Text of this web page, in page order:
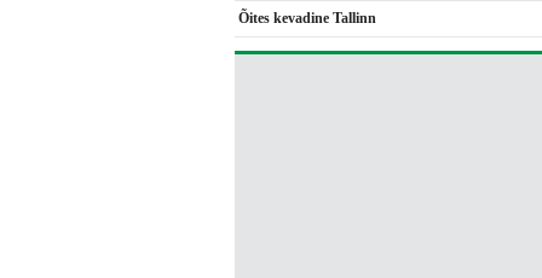
Õites kevadine Tallinn